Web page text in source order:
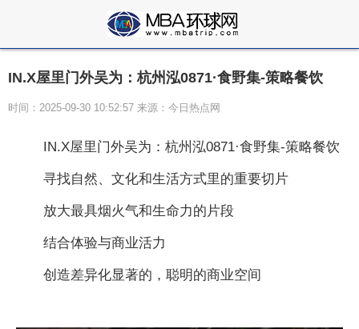
IN.X屋里门外吴为：杭州泓0871·食野集-策略餐饮
时间：2025-09-30 10:52:57 来源：今日热点网
IN.X屋里门外吴为：杭州泓0871·食野集-策略餐饮
寻找自然、文化和生活方式里的重要切片
放大最具烟火气和生命力的片段
结合体验与商业活力
创造差异化显著的，聪明的商业空间